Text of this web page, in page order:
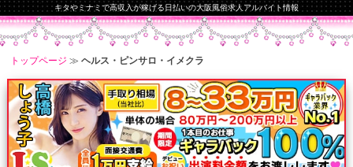
キタやミナミで高収入が稼げる日払いの大阪風俗求人 アルバイト情報
トップページ ≫ヘルス・ピンサロ・イメクラ